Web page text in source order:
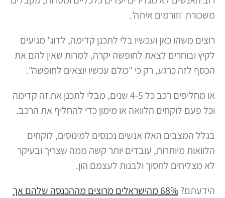
משכורת 'וזורמים איתה'.
רוצים משהו כאן ועכשיו בלי לתכנן קדימה, לדוג' מגיעים
לקיץ ובוחרים לצאת לחופשה יקרה, למרות שאין להם את
הכסף לזה כרגע, רק כי "כולם עכשיו יוצאים לחופשה".
או מחליפים רכב כל 4-5 שנים, מבלי לתכנן את זה קדימה
וכל פעם לוקחים הלוואה או מימון כדי להחליף את הרכב.
בגלל המצבים האלו אנשים נכנסים למינוסים, לוקחים
הלוואות מיותרות, עובדים יותר קשה ממה שצריך ובעיקר
לא מצליחים לחסוך ולבנות לעצמם הון.
הידעתם?
68% מהישראלים מרוצים מההכנסה שלהם אך